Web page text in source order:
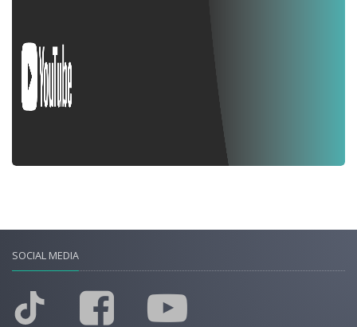
SOCIAL MEDIA